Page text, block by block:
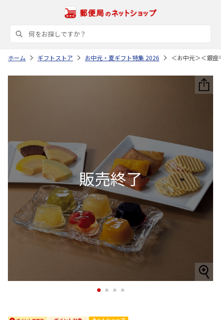
ホーム ギフトストア お中元・夏ギフト特集 2026 ＜お中元＞＜銀
1 2 3 4